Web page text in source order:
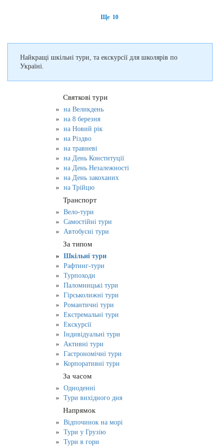
Ще 10
Найкращі шкільні тури, та екскурсії для школярів по
Україні.
Святкові тури
на Великдень
на 8 березня
на Новий рік
на Різдво
на травневі
на День Конституції
на День Незалежності
на День закоханих
на Трійцю
Транспорт
Вело-тури
Самостійні тури
Автобусні тури
За типом
Шкільні тури
Рафтинг-тури
Турпоходи
Паломницькі тури
Гірськолижні тури
Романтичні тури
Екстремальні тури
Екскурсії
Індивідуальні тури
Активні тури
Гастрономічні тури
Корпоративні тури
За часом
Одноденні
Тури вихідного дня
Напрямок
Відпочинок на морі
Тури у Грузію
Тури в гори